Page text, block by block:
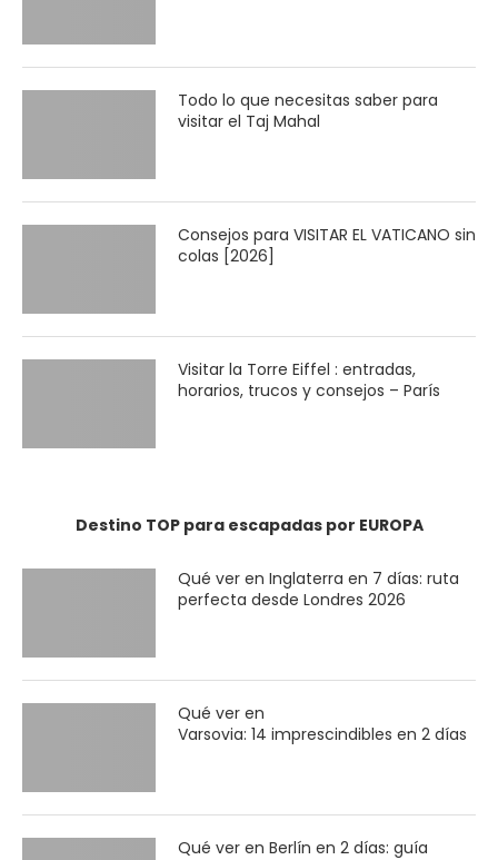
Todo lo que necesitas saber para
visitar el Taj Mahal
Consejos para VISITAR EL VATICANO sin
colas [2026]
Visitar la Torre Eiffel : entradas,
horarios, trucos y consejos – París
Destino TOP para escapadas por EUROPA
Qué ver en Inglaterra en 7 días: ruta
perfecta desde Londres 2026
Qué ver en
Varsovia: 14 imprescindibles en 2 días
Qué ver en Berlín en 2 días: guía